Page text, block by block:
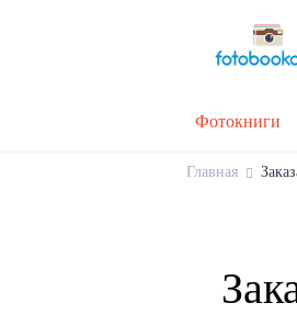
Фотокниги
Главная